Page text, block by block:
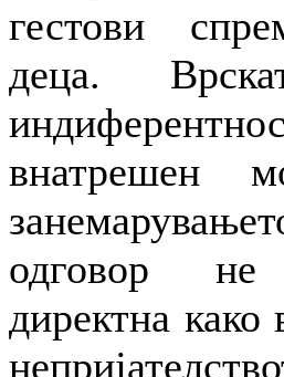
гестови
деца.
внатрешен
одговор
директна како